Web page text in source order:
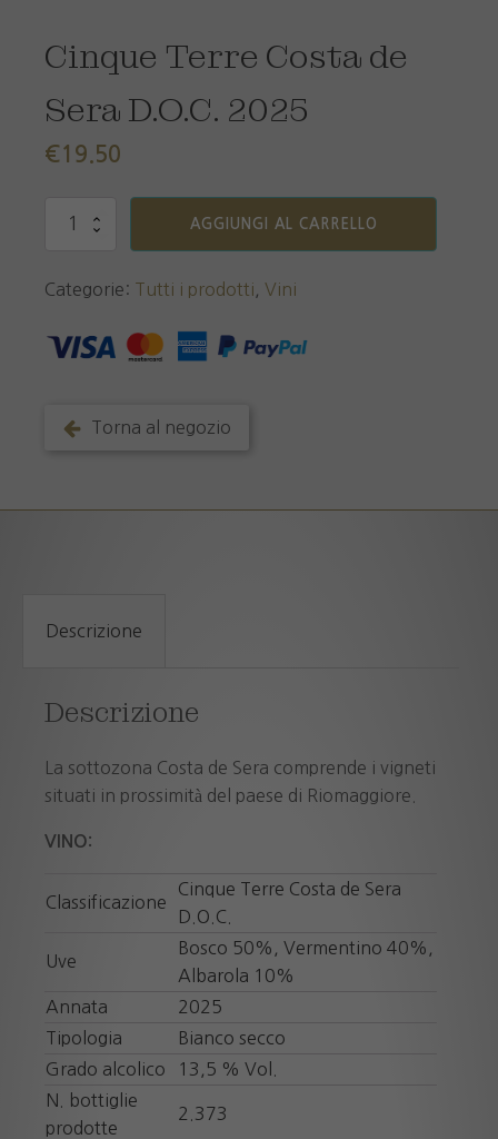
Cinque Terre Costa de
Sera D.O.C. 2025
€19.50
Cinque
Sera
2025
AGGIUNGI AL CARRELLO
Categorie: Tutti i prodotti Vini
Torna al negozio
Descrizione
Descrizione
La sottozona Costa de Sera comprende i vigneti
situati in prossimità del paese di Riomaggiore.
VINO:
Classificazione
Cinque Terre Costa de Sera
D.O.C.
Uve
Bosco 50%, Vermentino 40%,
Albarola 10%
Annata
2025
Tipologia
Bianco secco
Grado alcolico
13,5 % Vol.
N. bottiglie
prodotte
2.373